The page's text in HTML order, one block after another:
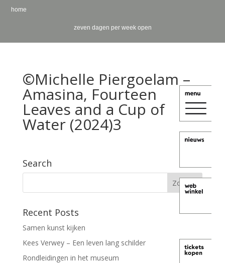
home
zeven dagen per week open
©Michelle Piergoelam –
Amasina, Fourteen
Leaves and a Cup of
Water (2024)3
Search
Recent Posts
Samen kunst kijken
Kees Verwey – Een leven lang schilder
Rondleidingen in het museum